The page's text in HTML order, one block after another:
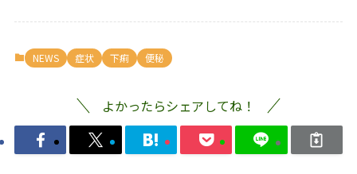
NEWS 症状 下痢 便秘
よかったらシェアしてね！